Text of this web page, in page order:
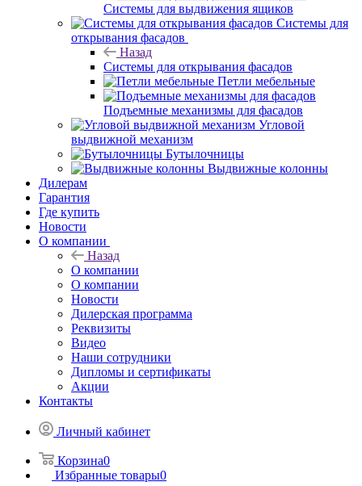
Системы для выдвижения ящиков
Системы для
открывания фасадов
Назад
Системы для открывания фасадов
Петли мебельные
Подъемные механизмы для фасадов
Угловой
выдвижной механизм
Бутылочницы
Выдвижные колонны
Дилерам
Гарантия
Где купить
Новости
О компании
Назад
О компании
О компании
Новости
Дилерская программа
Реквизиты
Видео
Наши сотрудники
Дипломы и сертификаты
Акции
Контакты
Личный кабинет
Корзина0
Избранные товары0